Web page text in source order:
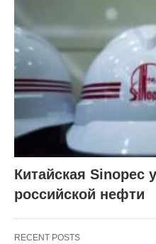
Китайская Sinopec
российской нефти
RECENT POSTS